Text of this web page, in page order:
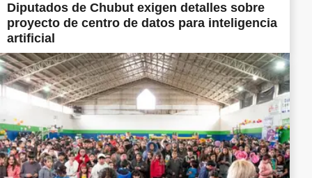
Diputados de Chubut exigen detalles sobre
proyecto de centro de datos para inteligencia
artificial